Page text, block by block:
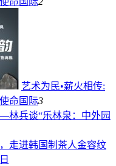
艺术为民•薪火相传:
命国际3
林兵谈“乐林泉：中外园
走进韩国制茶人金容纹